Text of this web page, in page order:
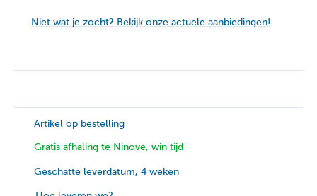
Niet wat je zocht? Bekijk onze actuele aanbiedingen!
Artikel op bestelling
Gratis afhaling te Ninove, win tijd
Geschatte leverdatum, 4 weken